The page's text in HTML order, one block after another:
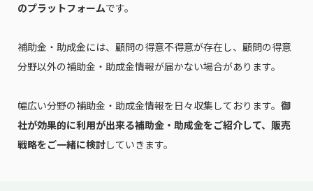
のプラットフォームです。
補助金・助成金には、顧問の得意不得意が存在し、顧問の得意
分野以外の補助金・助成金情報が届かない場合があります。
幅広い分野の補助金・助成金情報を日々収集しております。 御
社が効果的に利用が出来る補助金・助成金をご紹介して、販売
戦略をご一緒に検討していきます。